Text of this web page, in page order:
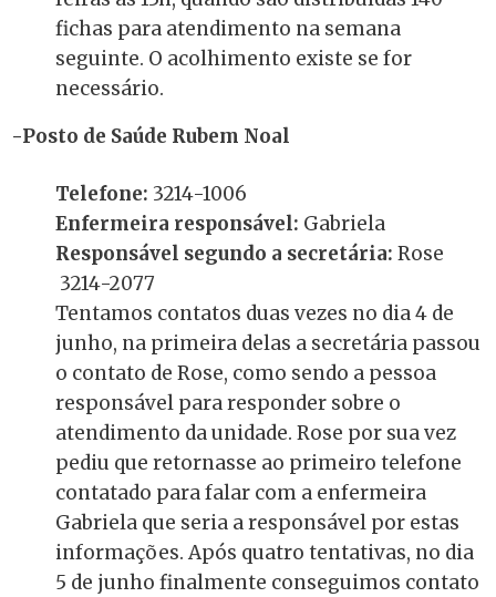
fichas para atendimento na semana
seguinte. O acolhimento existe se for
necessário.
-Posto de Saúde Rubem Noal
Telefone: 3214-1006
Enfermeira responsável: Gabriela
Responsável segundo a secretária: Rose
3214-2077
Tentamos contatos duas vezes no dia 4 de
junho, na primeira delas a secretária passou
o contato de Rose, como sendo a pessoa
responsável para responder sobre o
atendimento da unidade. Rose por sua vez
pediu que retornasse ao primeiro telefone
contatado para falar com a enfermeira
Gabriela que seria a responsável por estas
informações. Após quatro tentativas, no dia
5 de junho finalmente conseguimos contato